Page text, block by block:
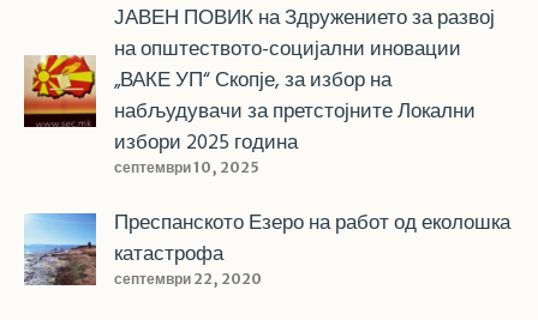
ЈАВЕН ПОВИК на Здружението за развој
на општеството-социјални иновации
„ВАКЕ УП“ Скопје, за избор на
набљудувачи за претстојните Локални
избори 2025 година
септември 10, 2025
Преспанското Езеро на работ од еколошка
катастрофа
септември 22, 2020